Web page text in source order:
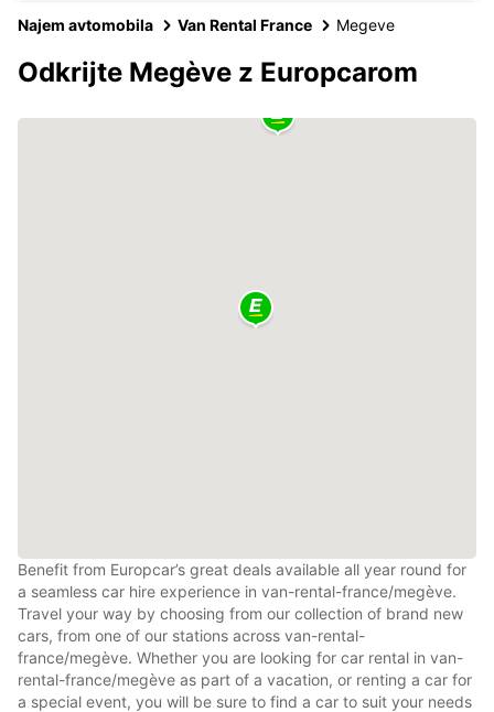
Najem avtomobila Van Rental France Megeve
Odkrijte Megève z Europcarom
Benefit from Europcar’s great deals available all year round for
a seamless car hire experience in van-rental-france/megève.
Travel your way by choosing from our collection of brand new
cars, from one of our stations across van-rental-
france/megève. Whether you are looking for car rental in van-
rental-france/megève as part of a vacation, or renting a car for
a special event, you will be sure to find a car to suit your needs